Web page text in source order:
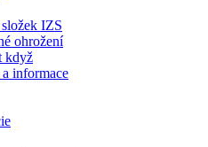
IZS
ohrožení
když
informace